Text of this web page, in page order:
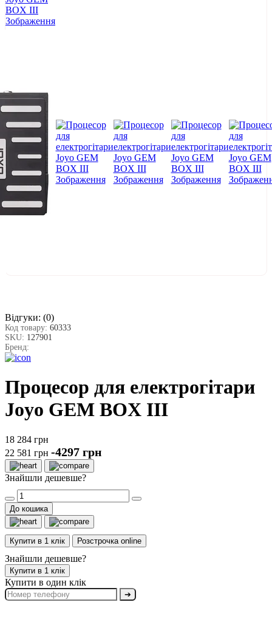
Відгуки: (0)
Код товару: 60333
SKU: 127901
Бренд:
Процесор для електрогітари
Joyo GEM BOX III
18 284 грн
22 581 грн -4297 грн
Знайшли дешевше?
До кошика
Купити в 1 клік Розстрочка online
Знайшли дешевше?
Купити в 1 клік
Купити в один клік
➔